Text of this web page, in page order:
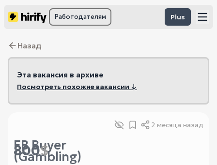
Работодателям Plus
Назад
Эта вакансия в архиве
Посмотреть похожие вакансии ↓
2 месяца назад
FB Buyer
(Gambling)
800$